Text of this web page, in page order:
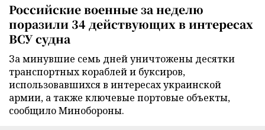
Российские военные за неделю
поразили 34 действующих в интересах
ВСУ судна
За минувшие семь дней уничтожены десятки
транспортных кораблей и буксиров,
использовавшихся в интересах украинской
армии, а также ключевые портовые объекты,
сообщило Минобороны.